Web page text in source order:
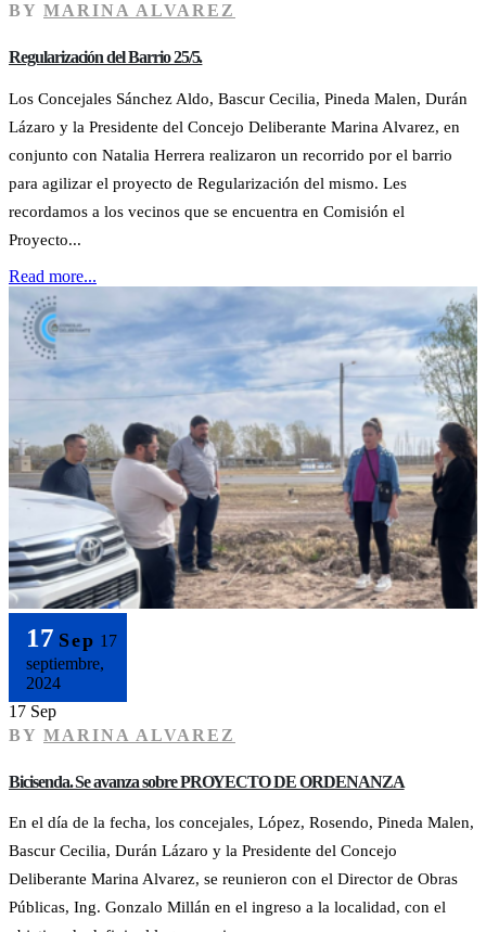
BY MARINA ALVAREZ
Regularización del Barrio 25/5.
Los Concejales Sánchez Aldo, Bascur Cecilia, Pineda Malen, Durán
Lázaro y la Presidente del Concejo Deliberante Marina Alvarez, en
conjunto con Natalia Herrera realizaron un recorrido por el barrio
para agilizar el proyecto de Regularización del mismo. Les
recordamos a los vecinos que se encuentra en Comisión el
Proyecto...
Read more...
17 Sep 17
septiembre,
2024
17 Sep
BY MARINA ALVAREZ
Bicisenda. Se avanza sobre PROYECTO DE ORDENANZA
En el día de la fecha, los concejales, López, Rosendo, Pineda Malen,
Bascur Cecilia, Durán Lázaro y la Presidente del Concejo
Deliberante Marina Alvarez, se reunieron con el Director de Obras
Públicas, Ing. Gonzalo Millán en el ingreso a la localidad, con el